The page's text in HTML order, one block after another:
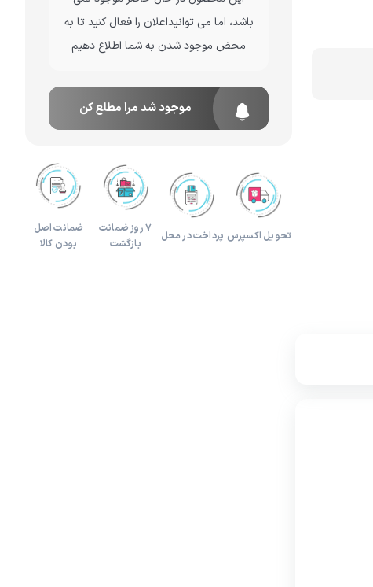
باشد، اما می توانیداعلان را فعال کنید تا به
محض موجود شدن به شما اطلاع دهیم
موجود شد مرا مطلع کن
تحویل اکسپرس پرداخت در محل
۷ روز ضمانت
بازگشت
ضمانت اصل
بودن کالا